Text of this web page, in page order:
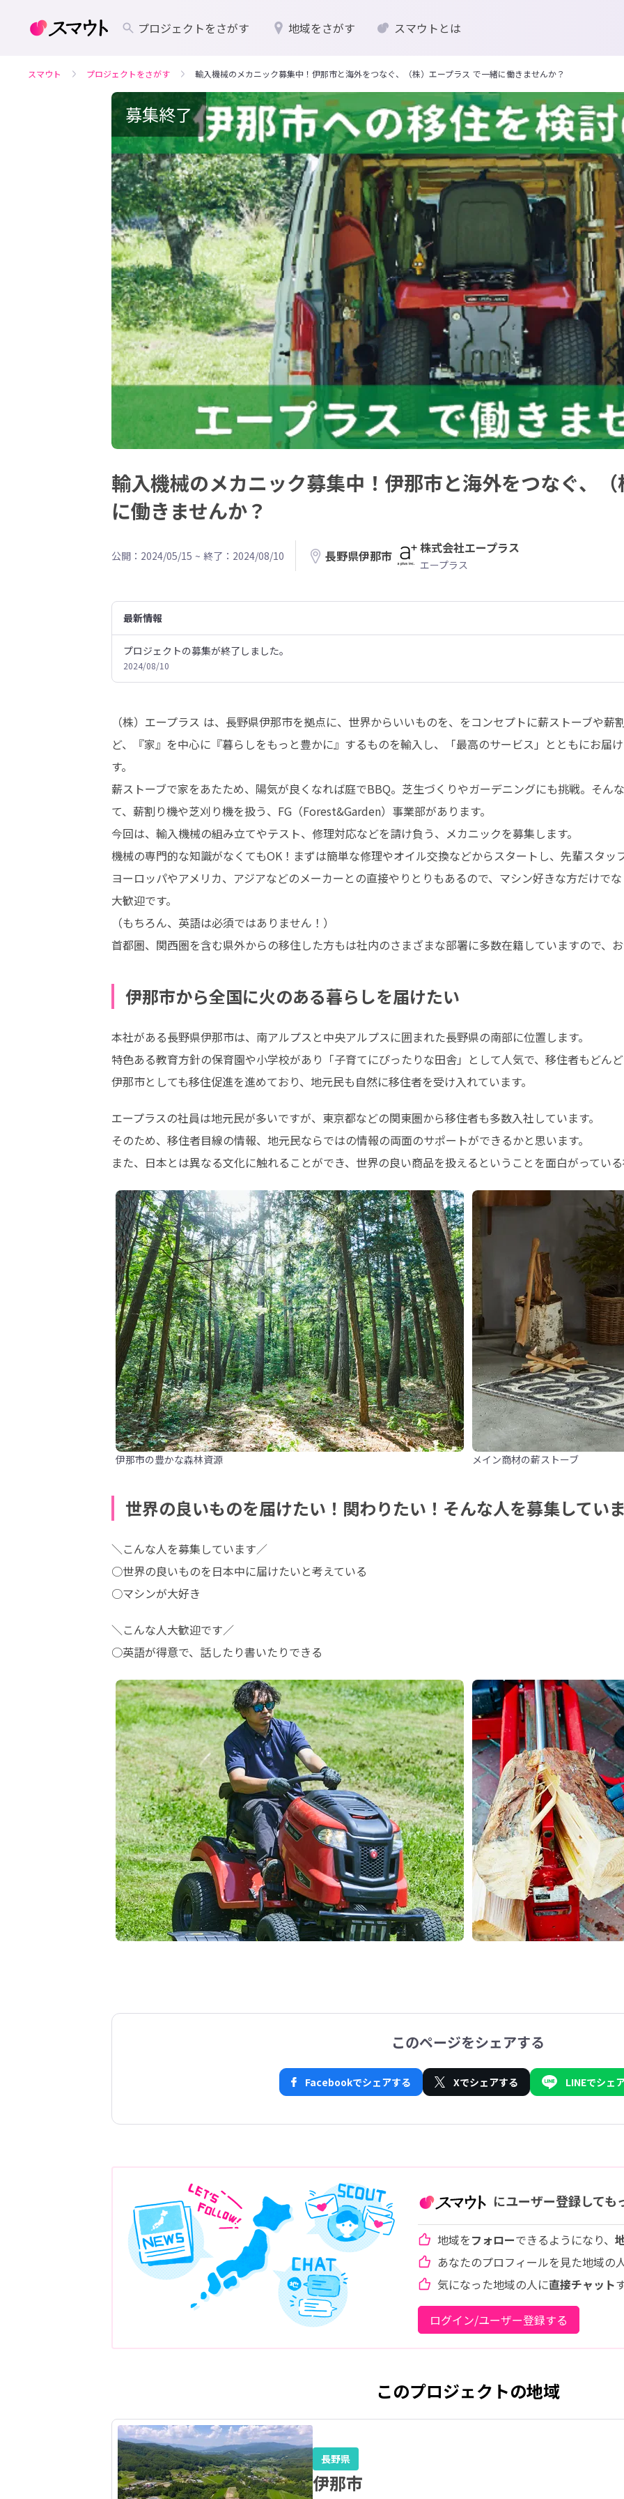
プロジェクトをさがす 地域をさがす スマウトとは
スマウト プロジェクトをさがす 輸入機械のメカニック募集中！伊那市と海外をつなぐ、（株）エープラス で一緒に働きませんか？
募集終了
輸入機械のメカニック募集中！伊那市と海外をつなぐ、
に働きませんか？
公開：2024/05/15 ~ 終了：2024/08/10 長野県伊那市 株式会社エープラス
エープラス
最新情報
プロジェクトの募集が終了しました。
2024/08/10
（株）エープラス は、長野県伊那市を拠点に、世界からいいものを、をコンセプトに薪ストーブや
ど、『家』を中心に『暮らしをもっと豊かに』するものを輸入し、「最高のサービス」とともにお届
す。
薪ストーブで家をあたため、陽気が良くなれば庭でBBQ。芝生づくりやガーデニングにも挑戦。そん
て、薪割り機や芝刈り機を扱う、FG（Forest&Garden）事業部があります。
今回は、輸入機械の組み立てやテスト、修理対応などを請け負う、メカニックを募集します。
機械の専門的な知識がなくてもOK！まずは簡単な修理やオイル交換などからスタートし、先輩スタッ
ヨーロッパやアメリカ、アジアなどのメーカーとの直接やりとりもあるので、マシン好きな方だけで
大歓迎です。
（もちろん、英語は必須ではありません！）
首都圏、関西圏を含む県外からの移住した方もは社内のさまざまな部署に多数在籍していますので、
伊那市から全国に火のある暮らしを届けたい
本社がある長野県伊那市は、南アルプスと中央アルプスに囲まれた長野県の南部に位置します。
特色ある教育方針の保育園や小学校があり「子育てにぴったりな田舎」として人気で、移住者もどん
伊那市としても移住促進を進めており、地元民も自然に移住者を受け入れています。
エープラスの社員は地元民が多いですが、東京都などの関東圏から移住者も多数入社しています。
そのため、移住者目線の情報、地元民ならではの情報の両面のサポートができるかと思います。
また、日本とは異なる文化に触れることができ、世界の良い商品を扱えるということを面白がってい
伊那市の豊かな森林資源 メイン商材の薪ストーブ
世界の良いものを届けたい！関わりたい！そんな人を募集してい
＼こんな人を募集しています／
○世界の良いものを日本中に届けたいと考えている
○マシンが大好き
＼こんな人大歓迎です／
○英語が得意で、話したり書いたりできる
このページをシェアする
Facebookでシェアする Xでシェアする LINEでシェ
にユーザー登録しても
地域をフォローできるようになり、
あなたのプロフィールを見た地域の
気になった地域の人に直接チャット
ログイン/ユーザー登録する
このプロジェクトの地域
長野県
伊那市